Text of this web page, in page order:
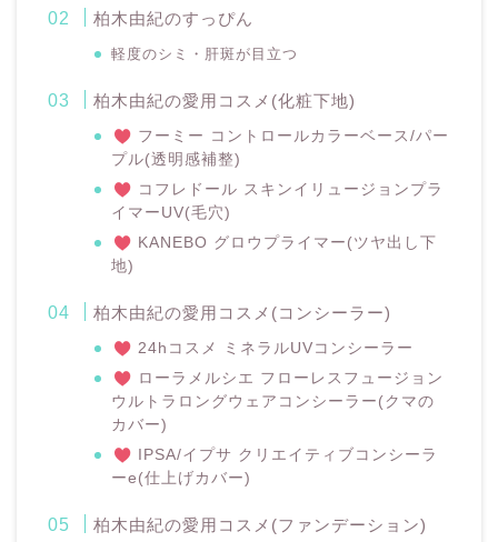
柏木由紀のすっぴん
軽度のシミ・肝斑が目立つ
柏木由紀の愛用コスメ(化粧下地)
フーミー コントロールカラーベース/パー
プル(透明感補整)
コフレドール スキンイリュージョンプラ
イマーUV(毛穴)
KANEBO グロウプライマー(ツヤ出し下
地)
柏木由紀の愛用コスメ(コンシーラー)
24hコスメ ミネラルUVコンシーラー
ローラメルシエ フローレスフュージョン
ウルトラロングウェアコンシーラー(クマの
カバー)
IPSA/イプサ クリエイティブコンシーラ
ーe(仕上げカバー)
柏木由紀の愛用コスメ(ファンデーション)